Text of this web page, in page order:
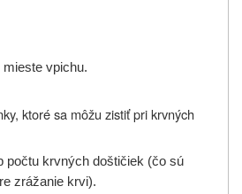
vpichu.
ktoré sa môžu zistiť pri krvných
počtu krvných doštičiek (čo sú
zrážanie krvi).